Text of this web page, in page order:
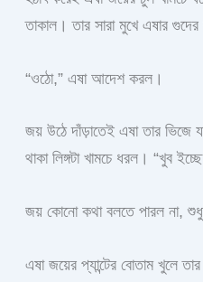
তাকাল। তার সারা মুখে এষার
“ওঠো,” এষা আদেশ করল।
জয় উঠে দাঁড়াতেই এষা তার ভিজে
থাকা লিঙ্গটা খামচে ধরল। “খুব
জয় কোনো কথা বলতে পারল না, শুধু
এষা জয়ের প্যান্টের বোতাম খুলে